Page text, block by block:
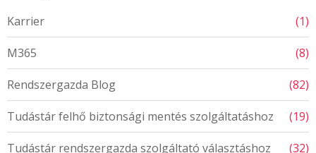
Karrier (1)
M365 (8)
Rendszergazda Blog (82)
Tudástár felhő biztonsági mentés szolgáltatáshoz (19)
Tudástár rendszergazda szolgáltató választáshoz (32)